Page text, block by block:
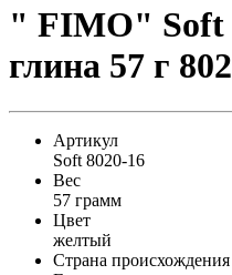
" FIMO" Soft
глина 57 г
Артикул
Soft 8020-16
Вес
57 грамм
Цвет
желтый
Страна происхождения